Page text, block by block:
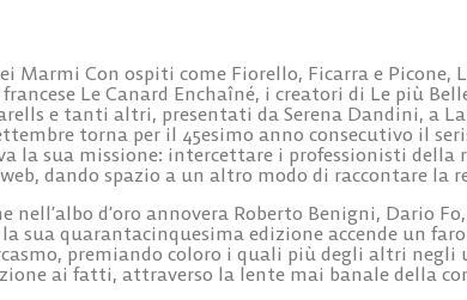
Marmi Con ospiti come Fiorello, Ficarra e
Le Canard Enchaîné, i creatori di Le più
e tanti altri, presentati da Serena Dandini, a
torna per il 45esimo anno consecutivo il
la sua missione: intercettare i professionisti
dando spazio a un altro modo di raccontare la
nell’albo d’oro annovera Roberto Benigni, Dario
la sua quarantacinquesima edizione accende un
premiando coloro i quali più degli altri
ai fatti, attraverso la lente mai banale della